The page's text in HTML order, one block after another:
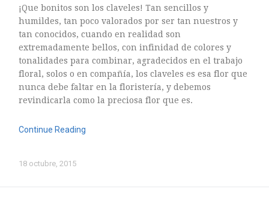
¡Que bonitos son los claveles! Tan sencillos y
humildes, tan poco valorados por ser tan nuestros y
tan conocidos, cuando en realidad son
extremadamente bellos, con infinidad de colores y
tonalidades para combinar, agradecidos en el trabajo
floral, solos o en compañía, los claveles es esa flor que
nunca debe faltar en la floristería, y debemos
revindicarla como la preciosa flor que es.
Continue Reading
18 octubre, 2015